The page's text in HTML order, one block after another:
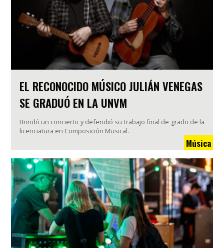
EL RECONOCIDO MÚSICO JULIÁN VENEGAS
SE GRADUÓ EN LA UNVM
Brindó un concierto y defendió su trabajo final de grado de la
licenciatura en Composición Musical.
Música